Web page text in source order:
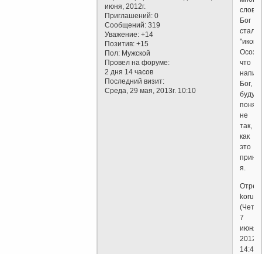
июня, 2012г.
Приглашений: 0
Сообщений: 319
Уважение: +14
Позитив: +15
Пол: Мужской
Провел на форуме:
2 дня 14 часов
Последний визит:
Среда, 29 мая, 2013г. 10:10
слово
Бог
стало
что
Бог,
буду
понят
не
так,
как
это
я.
7
июня,
2012г.
14:47)